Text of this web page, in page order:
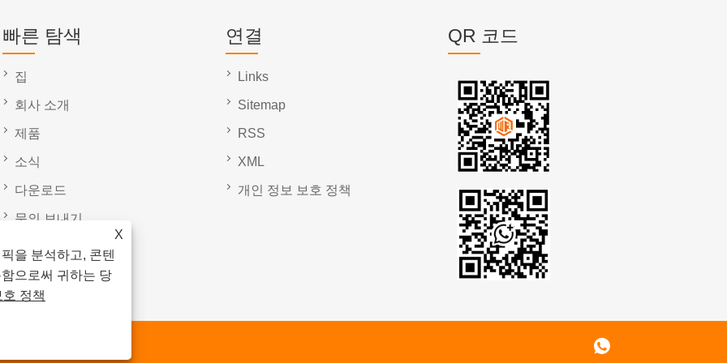
X
을 분석하고, 콘텐
으로써 귀하는 당
정책
빠른 탐색
집
회사 소개
제품
소식
다운로드
문의 보내기
문의하기
연결
Links
Sitemap
RSS
XML
개인 정보 보호 정책
QR 코드